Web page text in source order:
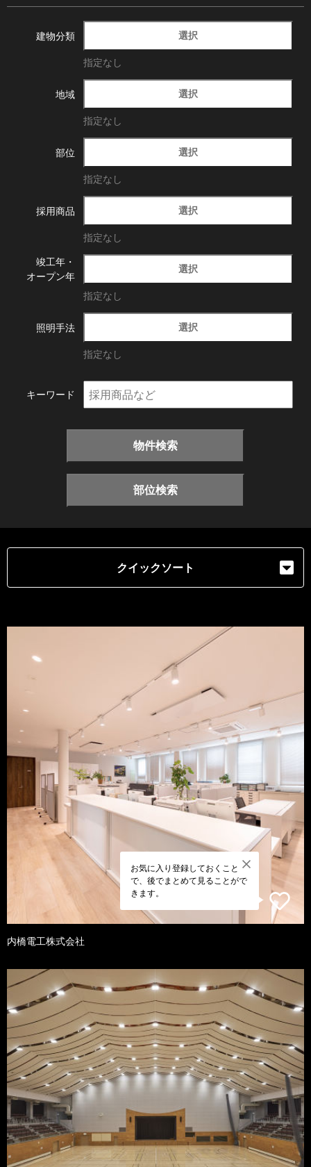
建物分類 選択
指定なし
地域 選択
指定なし
部位 選択
指定なし
採用商品 選択
指定なし
竣工年・
オープン年
選択
指定なし
照明手法 選択
指定なし
キーワード
物件検索
部位検索
クイックソート
お気に入り登録しておくこと
で、後でまとめて見ることがで
きます。
内橋電工株式会社